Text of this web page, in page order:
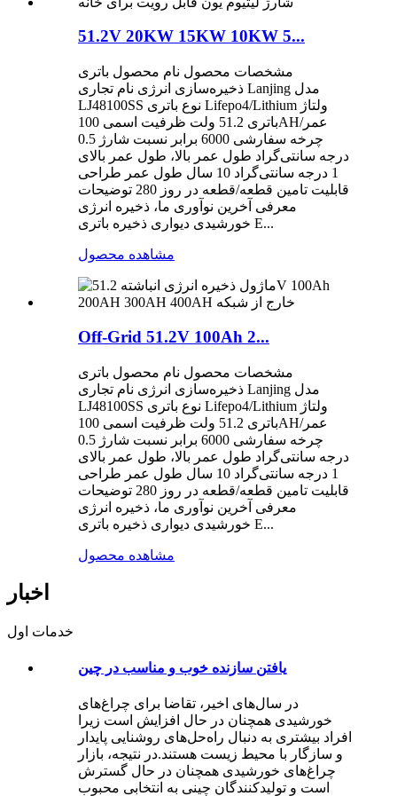
51.2V 20KW 15KW 10KW 5...
مشخصات محصول نام محصول باتری
ذخیره‌سازی انرژی نام تجاری Lanjing مدل
LJ48100SS نوع باتری Lifepo4/Lithium ولتاژ
باتری 51.2 ولت ظرفیت اسمی 100AH/عمر
چرخه سفارشی 6000 برابر نسبت شارژ 0.5
درجه سانتی‌گراد طول عمر بالا، طول عمر بالای
1 درجه سانتی‌گراد 10 سال طول عمر طراحی
قابلیت تامین قطعه/قطعه در روز 280 توضیحات
معرفی آخرین نوآوری ما، ذخیره انرژی
خورشیدی دیواری ذخیره باتری E...
مشاهده محصول
Off-Grid 51.2V 100Ah 2...
مشخصات محصول نام محصول باتری
ذخیره‌سازی انرژی نام تجاری Lanjing مدل
LJ48100SS نوع باتری Lifepo4/Lithium ولتاژ
باتری 51.2 ولت ظرفیت اسمی 100AH/عمر
چرخه سفارشی 6000 برابر نسبت شارژ 0.5
درجه سانتی‌گراد طول عمر بالا، طول عمر بالای
1 درجه سانتی‌گراد 10 سال طول عمر طراحی
قابلیت تامین قطعه/قطعه در روز 280 توضیحات
معرفی آخرین نوآوری ما، ذخیره انرژی
خورشیدی دیواری ذخیره باتری E...
مشاهده محصول
اخبار
خدمات اول
یافتن سازنده خوب و مناسب در چین
در سال‌های اخیر، تقاضا برای چراغ‌های
خورشیدی همچنان در حال افزایش است زیرا
افراد بیشتری به دنبال راه‌حل‌های روشنایی پایدار
و سازگار با محیط زیست هستند.در نتیجه، بازار
چراغ‌های خورشیدی همچنان در حال گسترش
است و تولیدکنندگان چینی به انتخابی محبوب